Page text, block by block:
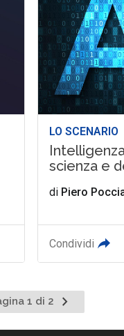
LO SCENARIO
scienza e
di Piero
Condividi
1 di 2
Pagina
successiva